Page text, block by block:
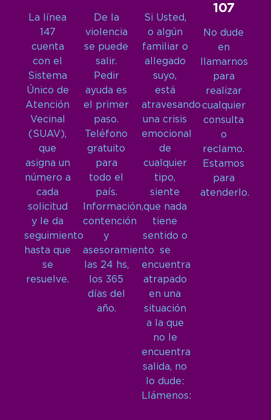
La línea
147
cuenta
con el
Sistema
Único de
Atención
Vecinal
(SUAV),
que
asigna un
número a
cada
solicitud
y le da
seguimiento
hasta que
se
resuelve.
De la
violencia
se puede
salir.
Pedir
ayuda es
el primer
paso.
Teléfono
gratuito
para
todo el
país.
Información,
contención
y
asesoramiento
las 24 hs,
los 365
días del
año.
Si Usted,
o algún
familiar o
allegado
suyo,
está
atravesando
una crisis
emocional
de
cualquier
tipo,
siente
que nada
tiene
sentido o
se
encuentra
atrapado
en una
situación
a la que
no le
encuentra
salida, no
lo dude:
Llámenos:
107
No dude
en
llamarnos
para
realizar
cualquier
consulta
o
reclamo.
Estamos
para
atenderlo.